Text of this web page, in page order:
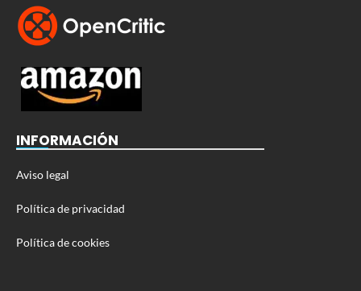
INFORMACIÓN
Aviso legal
Política de privacidad
Política de cookies